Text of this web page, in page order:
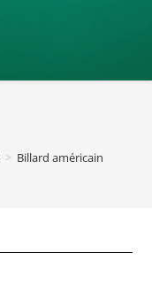
> Billard américain